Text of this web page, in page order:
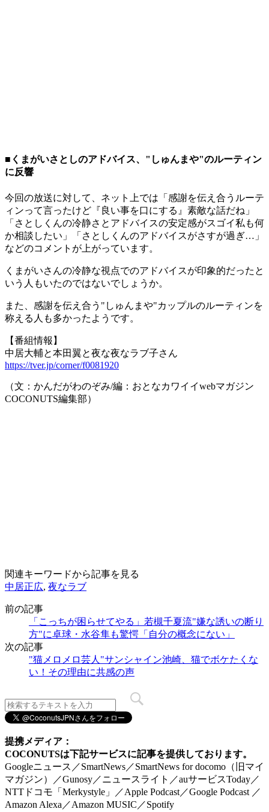
■くまがいさとしのアドバイス、"しゅんまや"のルーティン
に反響
今回の放送に対して、ネット上では「感謝を伝え合うルーテ
ィンって言ったけど『良い事を口にする』素敵な話だね」
「さとしくんの冷静さとアドバイスの安定感がスゴイ私も何
か相談したい」「さとしくんのアドバイスがさすが過ぎ…」
などのコメントが上がっています。
くまがいさんの冷静な視点でのアドバイスが印象的だったと
いう人もいたのではないでしょうか。
また、感謝を伝え合う"しゅんまや"カップルのルーティンを
称える人も多かったようです。
【番組情報】
中居大輔と本田翼と夜な夜なラブ子さん
https://tver.jp/corner/f0081920
（文：かんだがわのぞみ/編：おとなカワイイwebマガジン
COCONUTS編集部）
関連キーワードから記事を見る
中居正広, 夜なラブ
前の記事
「こっちが困らせてやる」若槻千夏流"嫌な誘いの断り
方"に卓球・水谷隼も驚愕「自分の概念にない」
次の記事
"猫メロメロ芸人"サンシャイン池崎、猫でボケたくな
い！その理由に共感の声
提携メディア：
COCONUTSは下記サービスに記事を提供しております。
Googleニュース／SmartNews／SmartNews for docomo（旧マイ
マガジン）／Gunosy／ニュースライト／auサービスToday／
NTTドコモ「Merkystyle」／Apple Podcast／Google Podcast ／
Amazon Alexa／Amazon MUSIC／Spotify